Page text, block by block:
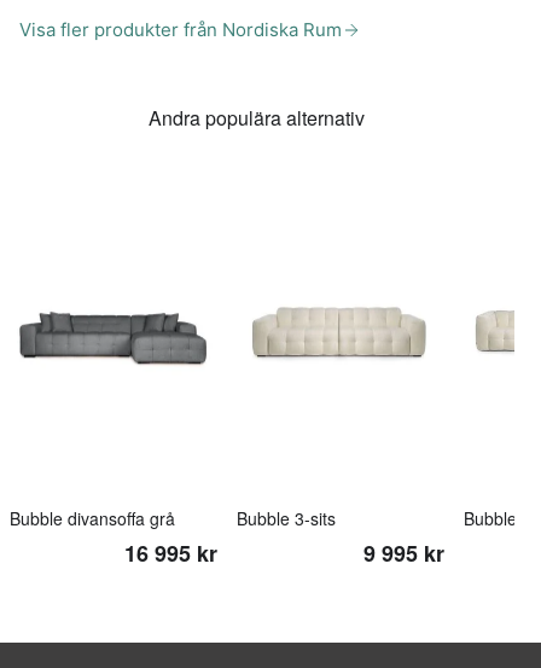
Visa fler produkter från Nordiska Rum
Andra populära alternativ
Bubble divansoffa grå
16 995 kr
Bubble 3-sits
9 995 kr
Bubble